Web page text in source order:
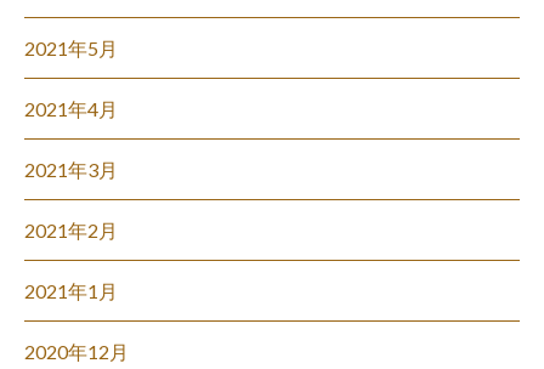
2021年5月
2021年4月
2021年3月
2021年2月
2021年1月
2020年12月